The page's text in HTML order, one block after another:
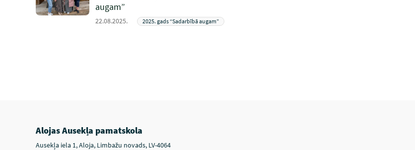
augam”
22.08.2025. 2025. gads “Sadarbībā augam”
Alojas Ausekļa pamatskola
Ausekļa iela 1, Aloja, Limbažu novads, LV-4064